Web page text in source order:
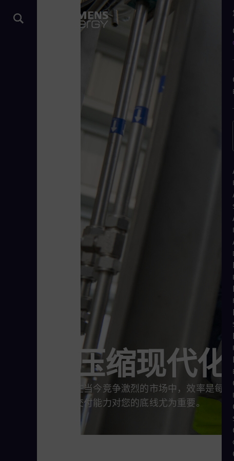
压缩现代化
在当今竞争激烈的市场中，效率是每
交付能力对您的底线尤为重要。